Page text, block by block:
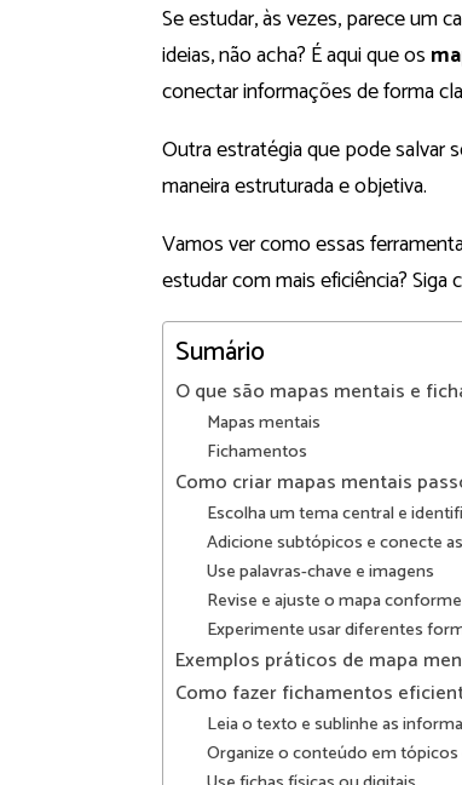
Se estudar, às vezes, parece um
ideias, não acha? É aqui que os
conectar informações de forma
Outra estratégia que pode salvar
maneira estruturada e objetiva.
Vamos ver como essas
estudar com mais eficiência?
Sumário
O que são mapas mentais e
Mapas mentais
Fichamentos
Como criar mapas mentais
Escolha um tema central e
Adicione subtópicos e conecte
Use palavras-chave e imagens
Revise e ajuste o mapa
Experimente usar diferentes
Exemplos práticos de mapa
Como fazer fichamentos
Leia o texto e sublinhe as
Organize o conteúdo em